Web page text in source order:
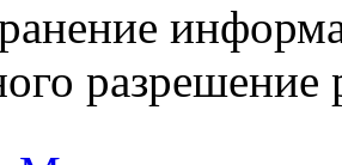
разрешение